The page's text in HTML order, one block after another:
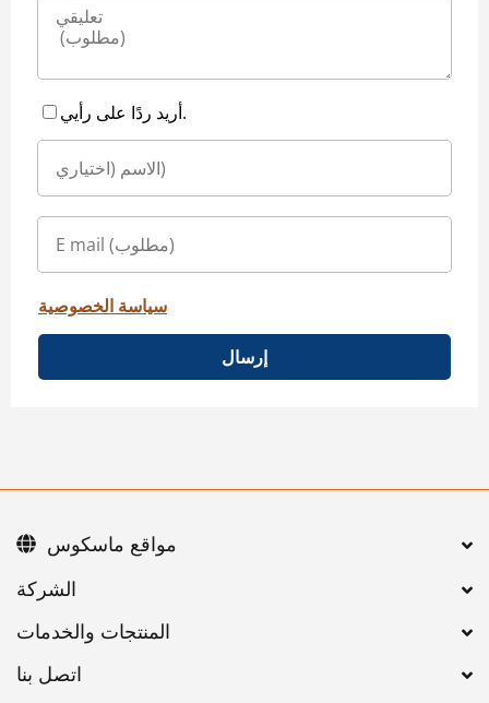
أريد ردًا على رأيي.
سياسة الخصوصية
إرسال
اتصل بنا
مواقع ماسكوس